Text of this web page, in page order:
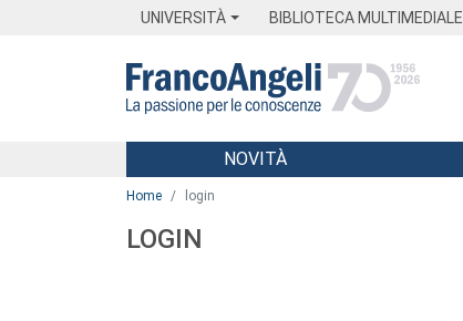
UNIVERSITÀ BIBLIOTECA MULTIMEDIALE
Menu
NOVITÀ
Home login
LOGIN